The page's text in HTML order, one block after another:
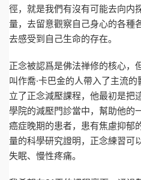
徑，就是我們有沒有可能去向内
量，去留意觀察自己身心的各種
去感受到自己生命的存在。
正念被認爲是佛法禅修的核心，
叫作喬·卡巴金的人帶入了主流
立了正念減壓課程，他最初是把
學院的減壓門診當中，幫助他的
癌症晚期的患者，患有焦慮抑郁
量的科學研究證明，正念練習可
失眠、慢性疼痛。